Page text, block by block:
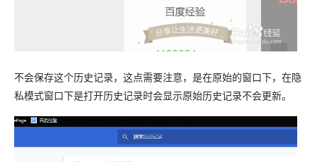
不会保存这个历史记录，这点需要注意，是在原始的窗口下，在隐
私模式窗口下是打开历史记录时会显示原始历史记录不会更新。